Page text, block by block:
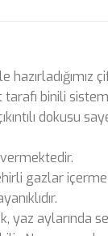
binili
dokusu
gazlar
yaz aylarında